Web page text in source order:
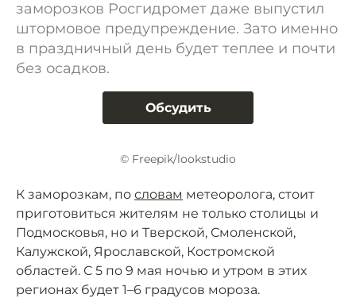
заморозков Росгидромет даже выпустил
штормовое предупреждение. Зато именно
в праздничный день будет теплее и почти
без осадков.
Обсудить
© Freepik/lookstudio
К заморозкам, по словам метеоролога, стоит
приготовиться жителям не только столицы и
Подмосковья, но и Тверской, Смоленской,
Калужской, Ярославской, Костромской
областей. С 5 по 9 мая ночью и утром в этих
регионах будет 1–6 градусов мороза.